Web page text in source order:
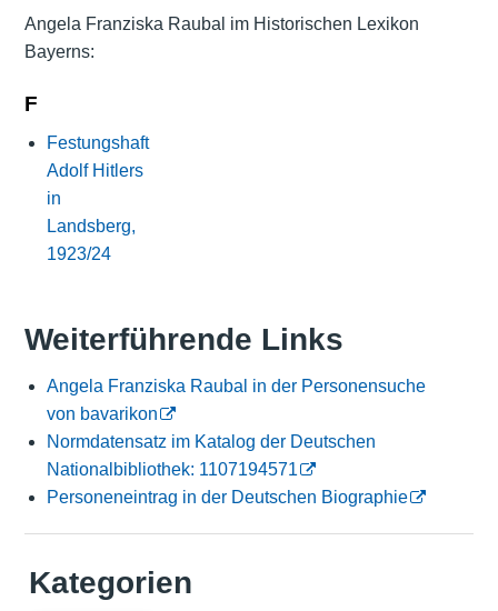
Angela Franziska Raubal im Historischen Lexikon
Bayerns:
F
Festungshaft
Adolf Hitlers
in
Landsberg,
1923/24
Weiterführende Links
Angela Franziska Raubal in der Personensuche
von bavarikon
Normdatensatz im Katalog der Deutschen
Nationalbibliothek: 1107194571
Personeneintrag in der Deutschen Biographie
Kategorien